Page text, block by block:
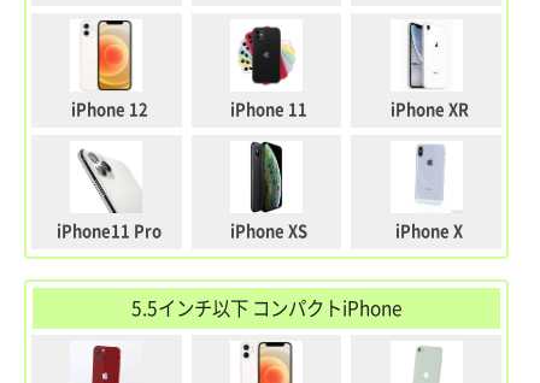
iPhone 12 iPhone 11 iPhone XR
iPhone11 Pro iPhone XS iPhone X
5.5インチ以下 コンパクトiPhone